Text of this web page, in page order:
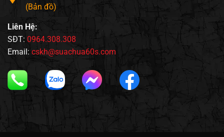
(Bản đồ)
Liên Hệ:
SĐT: 0964.308.308
Email: cskh@suachua60s.com